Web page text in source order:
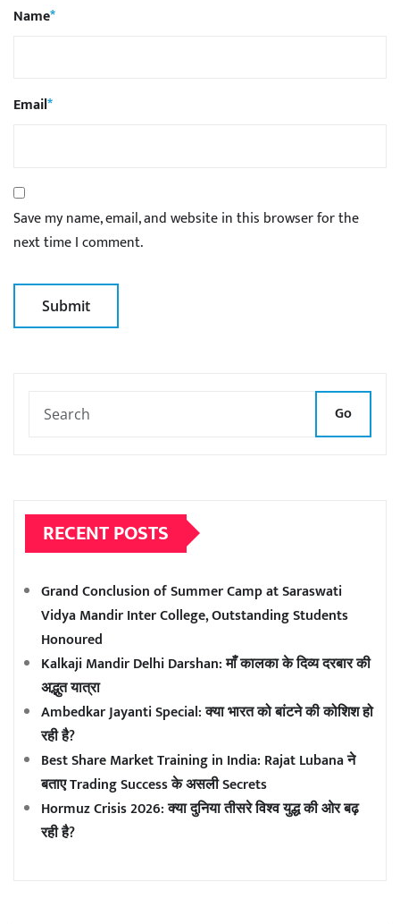
Name*
Email*
Save my name, email, and website in this browser for the
next time I comment.
Go
RECENT POSTS
Grand Conclusion of Summer Camp at Saraswati
Vidya Mandir Inter College, Outstanding Students
Honoured
Kalkaji Mandir Delhi Darshan: माँ कालका के दिव्य दरबार की
अद्भुत यात्रा
Ambedkar Jayanti Special: क्या भारत को बांटने की कोशिश हो
रही है?
Best Share Market Training in India: Rajat Lubana ने
बताए Trading Success के असली Secrets
Hormuz Crisis 2026: क्या दुनिया तीसरे विश्व युद्ध की ओर बढ़
रही है?